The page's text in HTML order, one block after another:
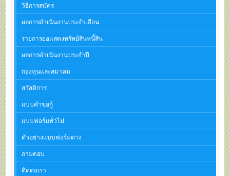
วิธีการสมัคร
ผลการดำเนินงานประจำเดือน
รายการย่อแสดงทรัพย์สินหนี้สิน
ผลการดำเนินงานประจำปี
กองทุนและสมาคม
สวัสดิการ
แบบคำขอกู้
แบบฟอร์มทั่วไป
ตัวอย่างแบบฟอร์มต่าง
ถามตอบ
ติดต่อเรา